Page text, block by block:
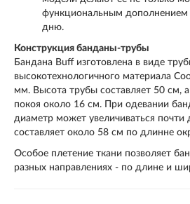
функциональным
дню.
Конструкция банданы-трубы
Бандана Buff изготовлена в виде
высокотехнологичного материала
мм. Высота трубы составляет 50 см,
покоя около 16 см. При одевании
диаметр может увеличиваться почти
составляет около 58 см по длинне
Особое плетение ткани позволяет
разных направлениях - по длине и